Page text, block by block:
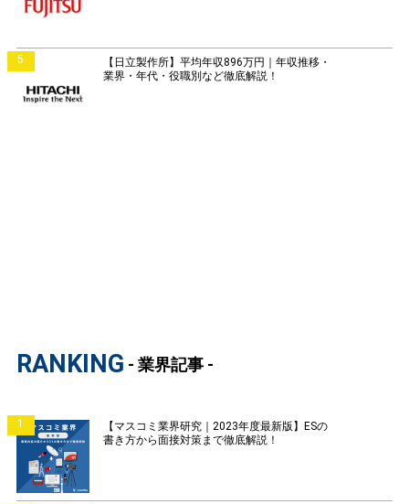
5
【日立製作所】平均年収896万円｜年収推移・
業界・年代・役職別など徹底解説！
RANKING - 業界記事 -
1
【マスコミ業界研究｜2023年度最新版】ESの
書き方から面接対策まで徹底解説！